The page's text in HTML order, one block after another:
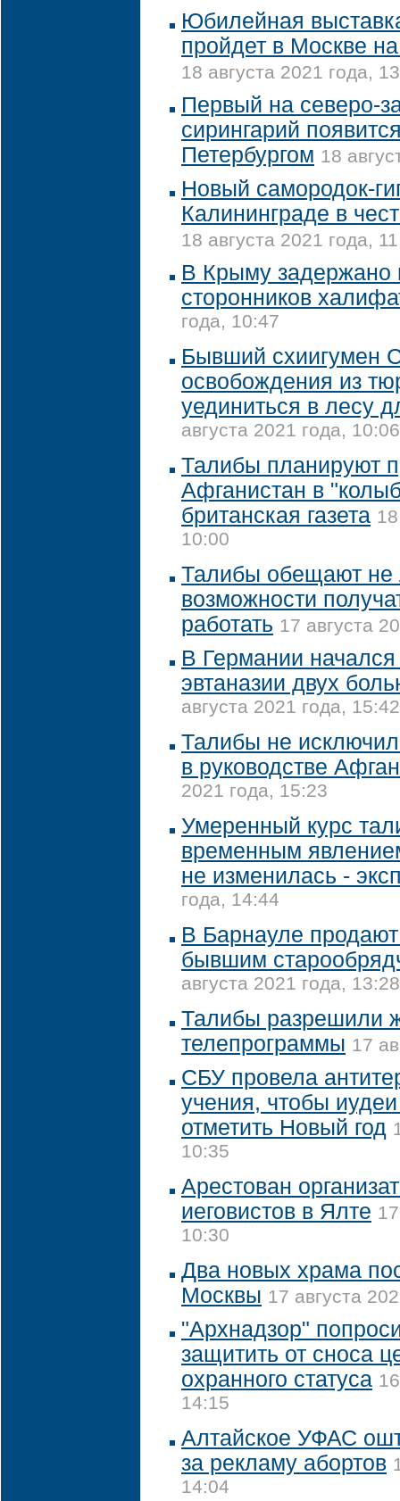
Юбилейная
пройдет в Москве
18 августа 2021 года,
Первый на северо-
сирингарий
Петербургом 18
Новый самородок-
Калининграде в
18 августа 2021 года,
В Крыму задержано
сторонников
года, 10:47
Бывший схиигумен
освобождения из
уединиться в лесу
августа 2021 года, 10:06
Талибы планируют
Афганистан в
британская газета
10:00
Талибы обещают
возможности
работать 17 августа
В Германии
эвтаназии двух
августа 2021 года, 15:42
Талибы не
в руководстве
2021 года, 15:23
Умеренный курс
временным
не изменилась -
года, 14:44
В Барнауле
бывшим
августа 2021 года, 13:28
Талибы разрешили
телепрограммы 17
СБУ провела
учения, чтобы
отметить Новый год
10:35
Арестован
иеговистов в Ялте
10:30
Два новых храма
Москвы 17 августа
"Архнадзор"
защитить от сноса
охранного статуса
14:15
Алтайское УФАС
за рекламу абортов
14:04